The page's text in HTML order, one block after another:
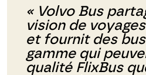
« Volvo Bus
vision de
et fournit des
gamme qui
qualité FlixBus